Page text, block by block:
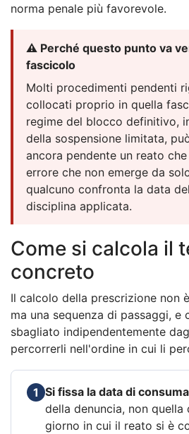
norma penale più favorevole.
⚠️ Perché questo punto va
fascicolo
Molti procedimenti pendenti
collocati proprio in quella
regime del blocco definitivo,
della sospensione limitata,
ancora pendente un reato
errore che non emerge da
qualcuno confronta la data
disciplina applicata.
Come si calcola il
concreto
Il calcolo della prescrizione non
ma una sequenza di passaggi, e
sbagliato indipendentemente
percorrerli nell'ordine in cui li
1 Si fissa la data di
della denuncia, non quella
giorno in cui il reato si è